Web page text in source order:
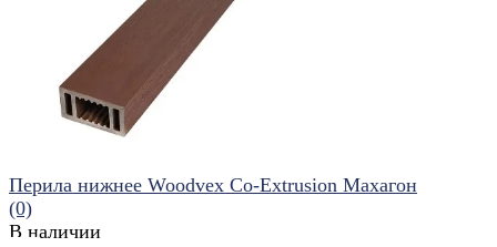
сравнить
Перила нижнее Woodvex Co-Extrusion Махагон
(0)
В наличии